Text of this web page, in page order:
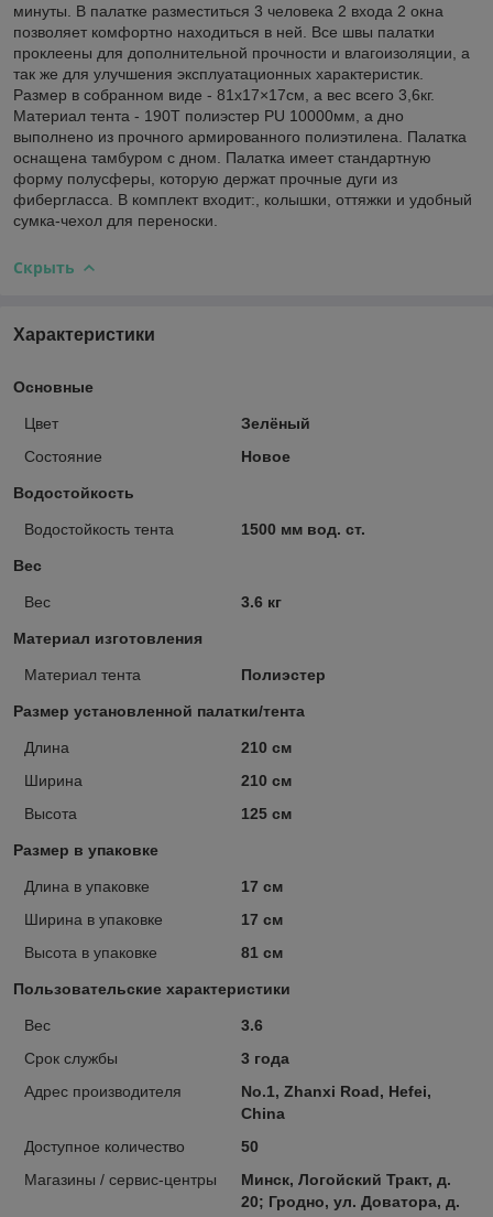
минуты. В палатке разместиться 3 человека 2 входа 2 окна
позволяет комфортно находиться в ней. Все швы палатки
проклеены для дополнительной прочности и влагоизоляции, а
так же для улучшения эксплуатационных характеристик.
Размер в собранном виде - 81х17×17см, а вес всего 3,6кг.
Материал тента - 190T полиэстер PU 10000мм, а дно
выполнено из прочного армированного полиэтилена. Палатка
оснащена тамбуром с дном. Палатка имеет стандартную
форму полусферы, которую держат прочные дуги из
фибергласса. В комплект входит:, колышки, оттяжки и удобный
сумка-чехол для переноски.
Скрыть
Характеристики
Основные
Цвет
Зелёный
Состояние
Новое
Водостойкость
Водостойкость тента 1500 мм вод. ст.
Вес
Вес 3.6 кг
Материал изготовления
Материал тента Полиэстер
Размер установленной палатки/тента
Длина
210 см
Ширина
210 см
Высота
125 см
Размер в упаковке
Длина в упаковке
17 см
Ширина в упаковке
17 см
Высота в упаковке
81 см
Пользовательские характеристики
Вес
3.6
Срок службы
3 года
Адрес производителя
No.1, Zhanxi Road, Hefei,
China
Доступное количество
50
Магазины / сервис-центры
Минск, Логойский Тракт, д.
20; Гродно, ул. Доватора, д.